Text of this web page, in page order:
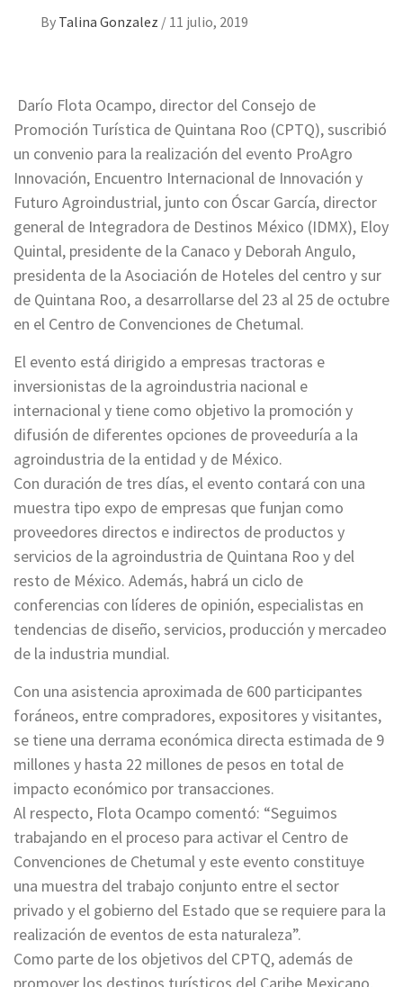
By Talina Gonzalez / 11 julio, 2019
Darío Flota Ocampo, director del Consejo de
Promoción Turística de Quintana Roo (CPTQ), suscribió
un convenio para la realización del evento ProAgro
Innovación, Encuentro Internacional de Innovación y
Futuro Agroindustrial, junto con Óscar García, director
general de Integradora de Destinos México (IDMX), Eloy
Quintal, presidente de la Canaco y Deborah Angulo,
presidenta de la Asociación de Hoteles del centro y sur
de Quintana Roo, a desarrollarse del 23 al 25 de octubre
en el Centro de Convenciones de Chetumal.
El evento está dirigido a empresas tractoras e
inversionistas de la agroindustria nacional e
internacional y tiene como objetivo la promoción y
difusión de diferentes opciones de proveeduría a la
agroindustria de la entidad y de México.
Con duración de tres días, el evento contará con una
muestra tipo expo de empresas que funjan como
proveedores directos e indirectos de productos y
servicios de la agroindustria de Quintana Roo y del
resto de México. Además, habrá un ciclo de
conferencias con líderes de opinión, especialistas en
tendencias de diseño, servicios, producción y mercadeo
de la industria mundial.
Con una asistencia aproximada de 600 participantes
foráneos, entre compradores, expositores y visitantes,
se tiene una derrama económica directa estimada de 9
millones y hasta 22 millones de pesos en total de
impacto económico por transacciones.
Al respecto, Flota Ocampo comentó: “Seguimos
trabajando en el proceso para activar el Centro de
Convenciones de Chetumal y este evento constituye
una muestra del trabajo conjunto entre el sector
privado y el gobierno del Estado que se requiere para la
realización de eventos de esta naturaleza”.
Como parte de los objetivos del CPTQ, además de